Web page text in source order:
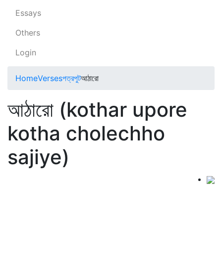
Essays
Others
Login
HomeVersesপত্রপুটআঠারো
আঠারো (kothar upore
kotha cholechho
sajiye)